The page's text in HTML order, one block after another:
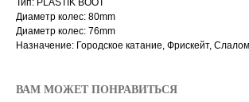
Диаметр колес: 80mm
Диаметр колес: 76mm
Назначение: Городское катание, Фрискейт,
ВАМ МОЖЕТ ПОНРАВИТЬСЯ